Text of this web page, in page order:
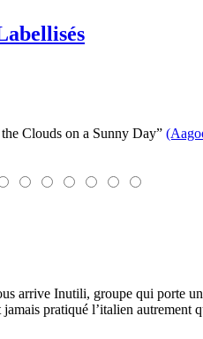
Clouds on a Sunny Day”
arrive Inutili, groupe qui porte
pratiqué l’italien autrement